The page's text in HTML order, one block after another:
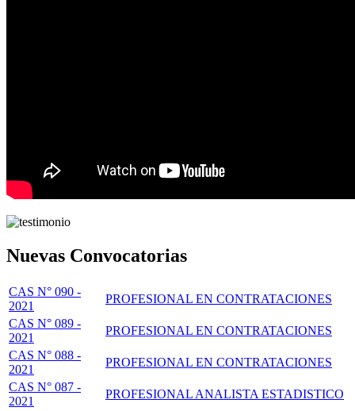
Nuevas Convocatorias
CAS N° 090 -
2021
PROFESIONAL EN CONTRATACIONES
CAS N° 089 -
2021
PROFESIONAL EN CONTRATACIONES
CAS N° 088 -
2021
PROFESIONAL EN CONTRATACIONES
CAS N° 087 -
2021
PROFESIONAL ANALISTA ESTADISTICO